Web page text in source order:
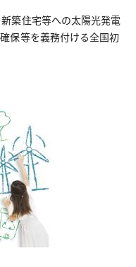
築住宅等への太陽光発電
保等を義務付ける全国初